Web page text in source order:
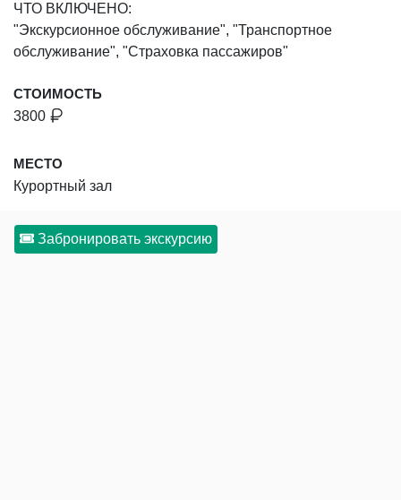
ЧТО ВКЛЮЧЕНО:
"Экскурсионное обслуживание", "Транспортное
обслуживание", "Страховка пассажиров"
СТОИМОСТЬ
3800
МЕСТО
Курортный зал
Забронировать экскурсию